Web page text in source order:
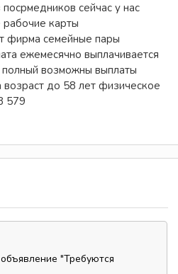
сейчас у нас
карты
фирма семейные пары
ежемесячно выплачивается
полный возможны выплаты
до 58 лет физическое
579